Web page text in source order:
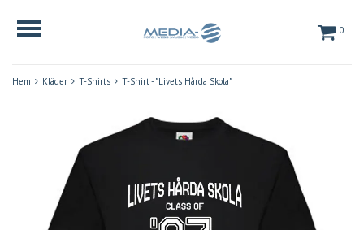
0
Hem Kläder T-Shirts T-Shirt - "Livets Hårda Skola"